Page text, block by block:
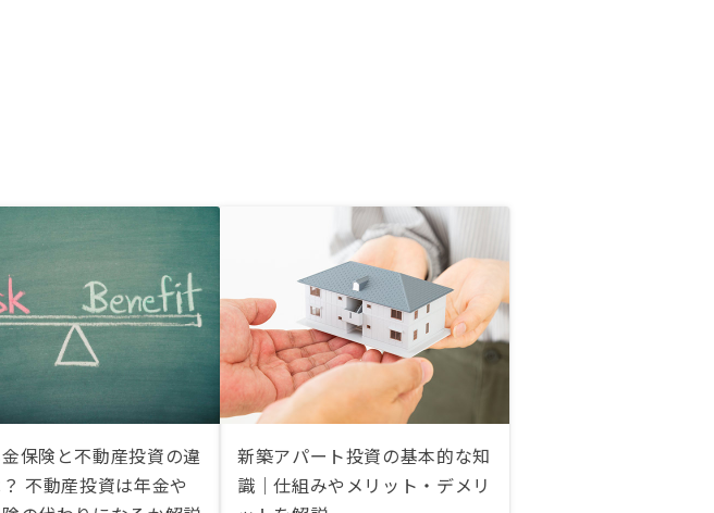
保険と不動産投資の違
不動産投資は年金や
新築アパート投資の基本的な知
識｜仕組みやメリット・デメリ